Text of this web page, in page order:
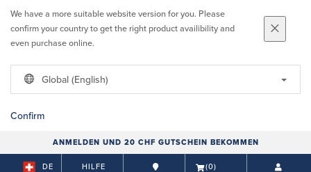
We have a more suitable website version for you. Please
confirm your country to get the right product availibility and
even purchase online.
Global (English)
Confirm
ANMELDEN UND 20 CHF GUTSCHEIN BEKOMMEN
DE HILFE (0)